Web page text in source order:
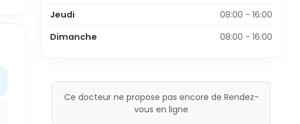
Jeudi
08:00 - 16:00
Dimanche
08:00 - 16:00
Ce docteur ne propose pas encore de Rendez-
vous en ligne